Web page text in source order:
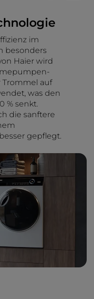
im
besonders
Haier wird
Trommel auf
was den
% senkt.
die sanftere
gepflegt.